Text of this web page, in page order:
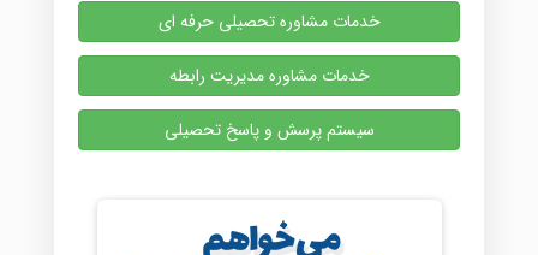
خدمات مشاوره تحصیلی حرفه ای
خدمات مشاوره مدیریت رابطه
سیستم پرسش و پاسخ تحصیلی